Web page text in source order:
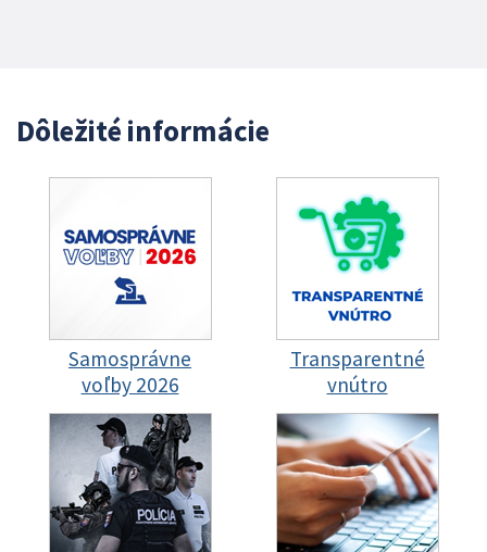
Dôležité informácie
Samosprávne
voľby 2026
Transparentné
vnútro